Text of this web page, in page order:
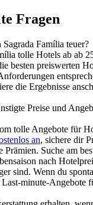
Fragen
Família teuer?
tolle Hotels ab ab
besten preiswerten
die Ergebnisse
Preise und
tolle Angebote für
an, sichere dir
Suche am
nach
sind. Wenn du
minute-Angebote